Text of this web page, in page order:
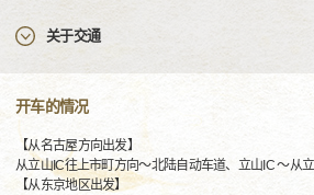
关于交通
开车的情况
【从名古屋方向出发】
从立山IC往上市町方向～北陆自动车道、立山IC ～从立
【从东京地区出发】